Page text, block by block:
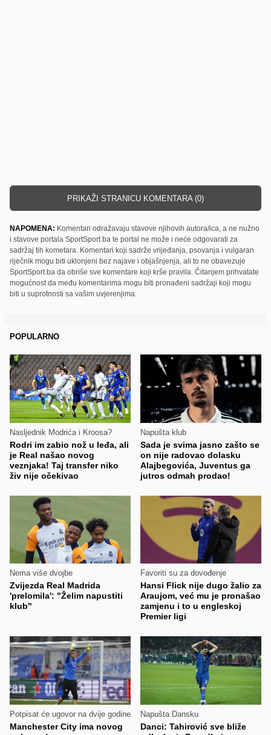
PRIKAŽI STRANICU KOMENTARA (0)
NAPOMENA: Komentari odražavaju stavove njihovih autora/ica, a ne nužno
i stavove portala SportSport.ba te portal ne može i neće odgovarati za
sadržaj tih kometara. Komentari koji sadrže vrijeđanja, psovanja i vulgaran
riječnik mogu biti uklonjeni bez najave i objašnjenja, ali to ne obavezuje
SportSport.ba da obriše sve komentare koji krše pravila. Čitanjem prihvatate
mogućnost da među komentarima mogu biti pronađeni sadržaji koji mogu
biti u suprotnosti sa vašim uvjerenjima.
POPULARNO
Nasljednik Modrića i Kroosa?
Rodri im zabio nož u leđa, ali
je Real našao novog
veznjaka! Taj transfer niko
živ nije očekivao
Napušta klub
Sada je svima jasno zašto se
on nije radovao dolasku
Alajbegovića, Juventus ga
jutros odmah prodao!
Nema više dvojbe
Zvijezda Real Madrida
'prelomila': "Želim napustiti
klub"
Favoriti su za dovođenje
Hansi Flick nije dugo žalio za
Araujom, već mu je pronašao
zamjenu i to u engleskoj
Premier ligi
Potpisat će ugovor na dvije godine
Manchester City ima novog
Napušta Dansku
Danci: Tahirović sve bliže